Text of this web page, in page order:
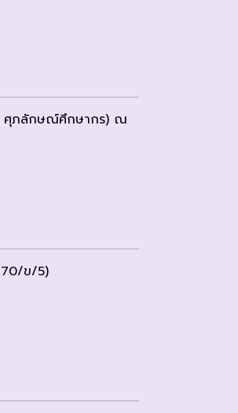
ศุภลักษณ์ศึกษากร) ณ
ข/5)